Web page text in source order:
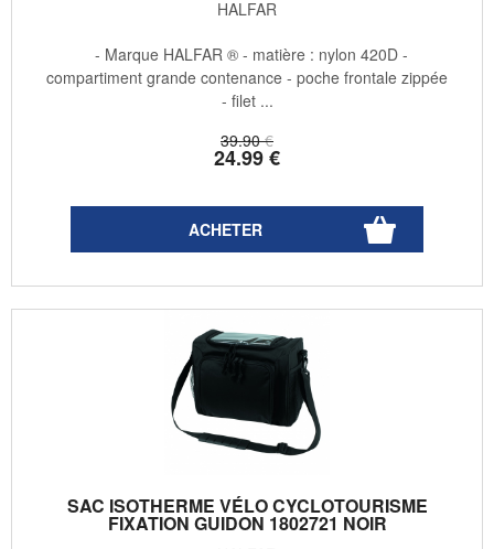
HALFAR
39.90 €
24.99€
- Marque HALFAR ® - matière : nylon 420D -
compartiment grande contenance - poche frontale zippée
- filet ...
SAC ISOTHERME VÉLO CYCLOTOURISME
FIXATION GUIDON 1802721 NOIR